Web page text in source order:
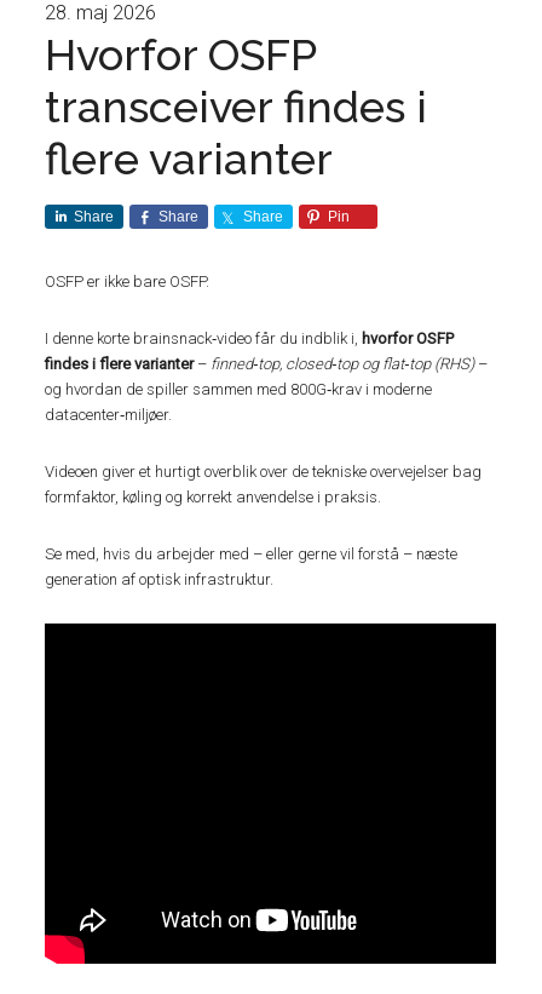
28. maj 2026
Hvorfor OSFP
transceiver findes i
flere varianter
Share Share Share Pin
OSFP er ikke bare OSFP.
I denne korte brainsnack‑video får du indblik i, hvorfor OSFP
findes i flere varianter– finned‑top, closed‑top og flat‑top (RHS)–
og hvordan de spiller sammen med 800G‑krav i moderne
datacenter‑miljøer.
Videoen giver et hurtigt overblik over de tekniske overvejelser bag
formfaktor, køling og korrekt anvendelse i praksis.
Se med, hvis du arbejder med – eller gerne vil forstå – næste
generation af optisk infrastruktur.